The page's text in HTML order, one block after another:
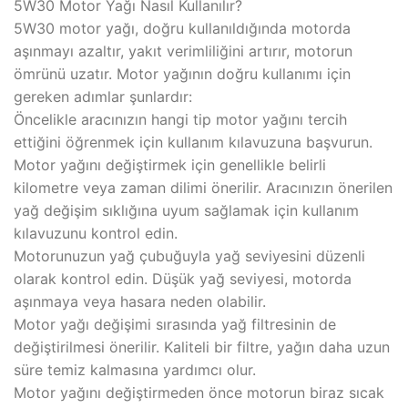
5W30 Motor Yağı Nasıl Kullanılır?
5W30 motor yağı, doğru kullanıldığında motorda
aşınmayı azaltır, yakıt verimliliğini artırır, motorun
ömrünü uzatır. Motor yağının doğru kullanımı için
gereken adımlar şunlardır:
Öncelikle aracınızın hangi tip motor yağını tercih
ettiğini öğrenmek için kullanım kılavuzuna başvurun.
Motor yağını değiştirmek için genellikle belirli
kilometre veya zaman dilimi önerilir. Aracınızın önerilen
yağ değişim sıklığına uyum sağlamak için kullanım
kılavuzunu kontrol edin.
Motorunuzun yağ çubuğuyla yağ seviyesini düzenli
olarak kontrol edin. Düşük yağ seviyesi, motorda
aşınmaya veya hasara neden olabilir.
Motor yağı değişimi sırasında yağ filtresinin de
değiştirilmesi önerilir. Kaliteli bir filtre, yağın daha uzun
süre temiz kalmasına yardımcı olur.
Motor yağını değiştirmeden önce motorun biraz sıcak